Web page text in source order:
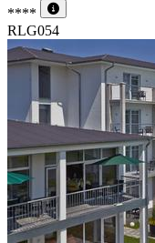
****
RLG054